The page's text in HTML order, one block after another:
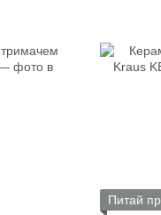
Питай